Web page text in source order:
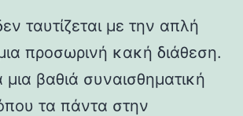
ταυτίζεται με την απλή
προσωρινή κακή διάθεση.
μια βαθιά συναισθηματική
τα πάντα στην